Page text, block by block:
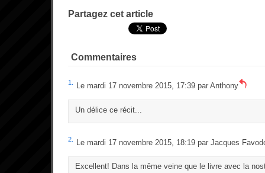
Partagez cet article
Commentaires
1. Le mardi 17 novembre 2015, 17:39 par Anthony
Un délice ce récit...
2. Le mardi 17 novembre 2015, 18:19 par Jacques
Excellent! Dans la même veine que le livre avec la